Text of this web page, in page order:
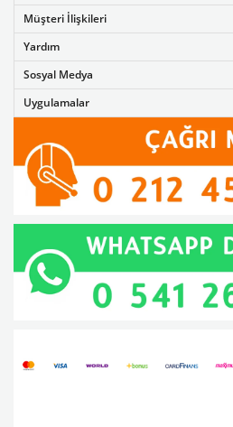
Müşteri İlişkileri
Yardım
Sosyal Medya
Uygulamalar